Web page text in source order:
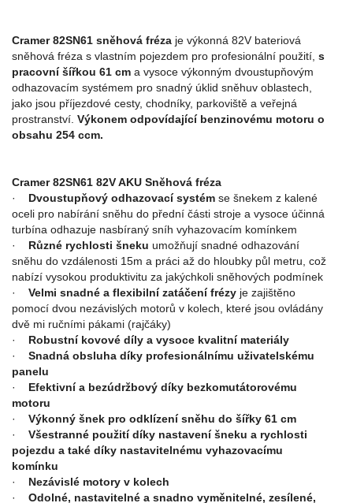
Cramer 82SN61 sněhová fréza je výkonná 82V bateriová
sněhová fréza s vlastním pojezdem pro profesionální použití, s
pracovní šířkou 61 cm a vysoce výkonným dvoustupňovým
odhazovacím systémem pro snadný úklid sněhuv oblastech,
jako jsou příjezdové cesty, chodníky, parkoviště a veřejná
prostranství. Výkonem odpovídající benzinovému motoru o
obsahu 254 ccm.
Cramer 82SN61 82V AKU Sněhová fréza
· Dvoustupňový odhazovací systém se šnekem z kalené
oceli pro nabírání sněhu do přední části stroje a vysoce účinná
turbína odhazuje nasbíraný sníh vyhazovacím komínkem
·
Různé rychlosti šneku umožňují snadné odhazování
sněhu do vzdálenosti 15m a práci až do hloubky půl metru, což
nabízí vysokou produktivitu za jakýchkoli sněhových podmínek
· Velmi snadné a flexibilní zatáčení frézy je zajištěno
pomocí dvou nezávislých motorů v kolech, které jsou ovládány
dvě mi ručními pákami (rajčáky)
· Robustní kovové díly a vysoce kvalitní materiály
· Snadná obsluha díky profesionálnímu uživatelskému
panelu
·
Efektivní a bezúdržbový díky bezkomutátorovému
motoru
·
Výkonný šnek pro odklízení sněhu do šířky 61 cm
· Všestranné použití díky nastavení šneku a rychlosti
pojezdu a také díky nastavitelnému vyhazovacímu
komínku
· Nezávislé motory v kolech
· Odolné, nastavitelné a snadno vyměnitelné, zesílené,